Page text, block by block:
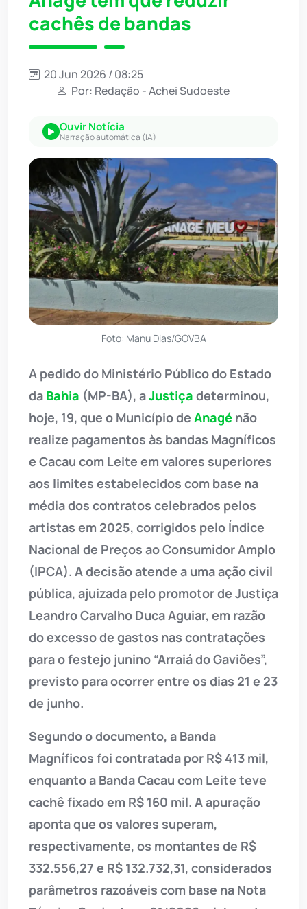
cachês de bandas
20 Jun 2026 / 08:25
Por: Redação - Achei Sudoeste
Ouvir Notícia
Narração automática (IA)
Foto: Manu Dias/GOVBA
A pedido do Ministério Público do Estado
da Bahia (MP-BA), aJustiça determinou,
hoje, 19, que o Município de Anagé não
realize pagamentos às bandas Magníficos
e Cacau com Leite em valores superiores
aos limites estabelecidos com base na
média dos contratos celebrados pelos
artistas em 2025, corrigidos pelo Índice
Nacional de Preços ao Consumidor Amplo
(IPCA). A decisão atende a uma ação civil
pública, ajuizada pelo promotor de Justiça
Leandro Carvalho Duca Aguiar, em razão
do excesso de gastos nas contratações
para o festejo junino “Arraiá do Gaviões”,
previsto para ocorrer entre os dias 21 e 23
de junho.
Segundo o documento, a Banda
Magníficos foi contratada por R$ 413 mil,
enquanto a Banda Cacau com Leite teve
cachê fixado em R$ 160 mil. A apuração
aponta que os valores superam,
respectivamente, os montantes de R$
332.556,27 e R$ 132.732,31, considerados
parâmetros razoáveis com base na Nota